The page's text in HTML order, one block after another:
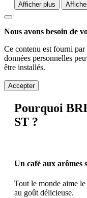
Afficher plus
Nous avons besoin de
Ce contenu est fourni
données personnelles
être installés.
Accepter
Pourquoi
ST ?
Un café aux arômes
Tout le monde aime
au goût délicieuse.